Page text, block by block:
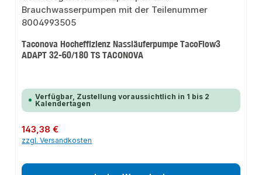
Taconova Hocheffizienz Nassläuferpumpe TacoFlow3
ADAPT 32-60/180 TS TACONOVA
Verfügbar, Zustellung voraussichtlich in 1 bis 2
Kalendertagen
Regulärer Preis:
143,38 €
zzgl. Versandkosten